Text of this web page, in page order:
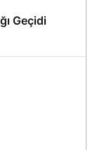
Geçidi